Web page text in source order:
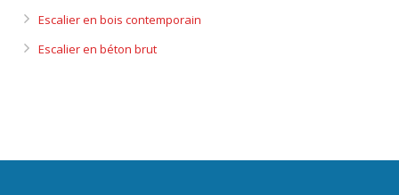
Escalier en bois contemporain
Escalier en béton brut